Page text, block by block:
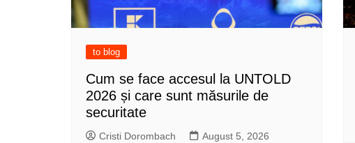
to blog
Cum se face accesul la UNTOLD
2026 și care sunt măsurile de
securitate
Cristi Dorombach
August 5, 2026